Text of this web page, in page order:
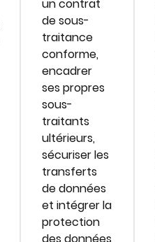
un contrat
de sous-
traitance
conforme,
encadrer
ses propres
sous-
traitants
ultérieurs,
sécuriser les
transferts
de données
et intégrer la
protection